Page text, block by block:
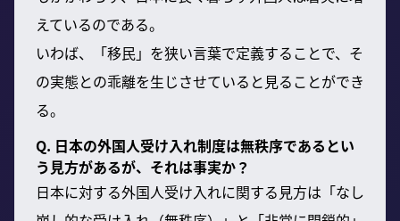
えているのである。
いわば、「移民」を狭い言葉で定義することで、そ
の実態との乖離を生じさせていると見ることができ
る。
Q. 日本の外国人受け入れ制度は無秩序であるとい
う見方があるが、それは事実か？
日本に対する外国人受け入れに関する見方は「なし